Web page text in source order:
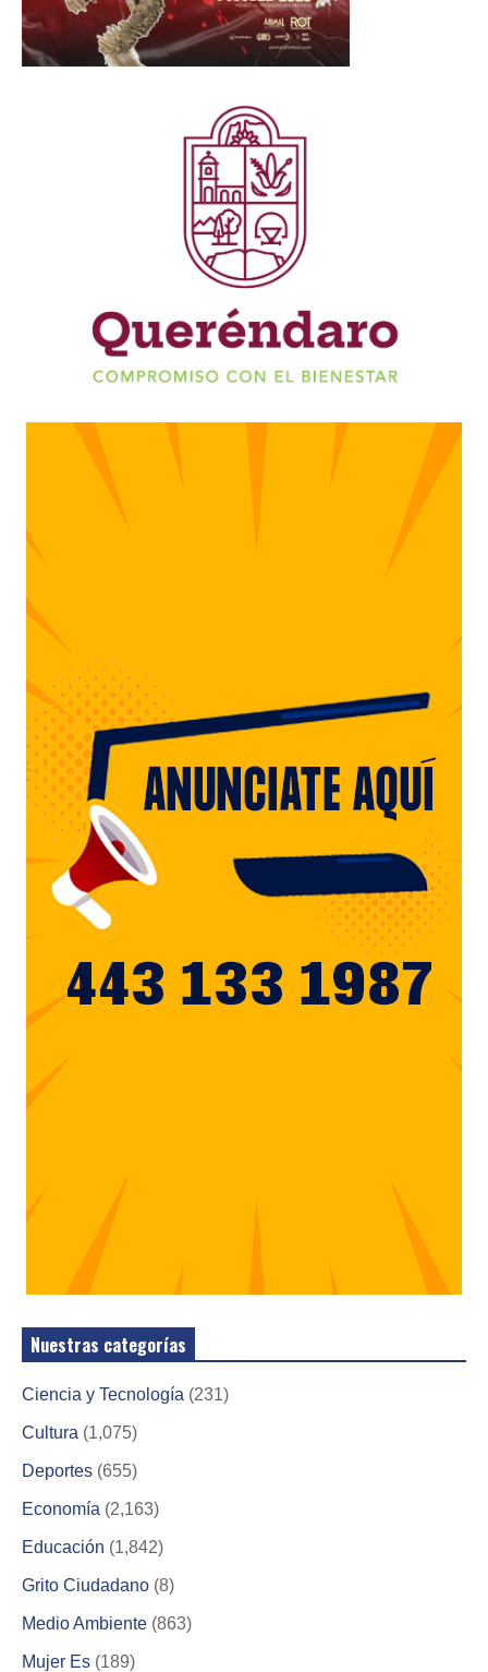
Nuestras categorías
Ciencia y Tecnología (231)
Cultura (1,075)
Deportes (655)
Economía (2,163)
Educación (1,842)
Grito Ciudadano (8)
Medio Ambiente (863)
Mujer Es (189)